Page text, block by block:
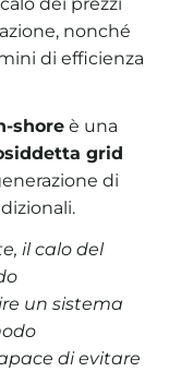
nonché
di efficienza
shore è una
grid
di
il calo del
un sistema
di evitare